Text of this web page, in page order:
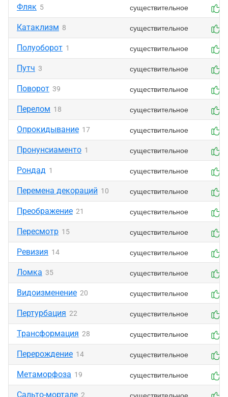
Фляк 5 существительное
Катаклизм 8 существительное
Полуоборот 1 существительное
Путч 3 существительное
Поворот 39 существительное
Перелом 18 существительное
Опрокидывание 17 существительное
Пронунсиаменто 1 существительное
Рондад 1 существительное
Перемена декораций 10 существительное
Преображение 21 существительное
Пересмотр 15 существительное
Ревизия 14 существительное
Ломка 35 существительное
Видоизменение 20 существительное
Пертурбация 22 существительное
Трансформация 28 существительное
Перерождение 14 существительное
Метаморфоза 19 существительное
Сальто-мортале 2 существительное